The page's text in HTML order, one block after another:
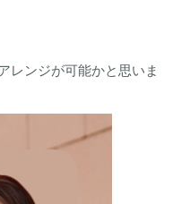
レンジが可能かと思いま